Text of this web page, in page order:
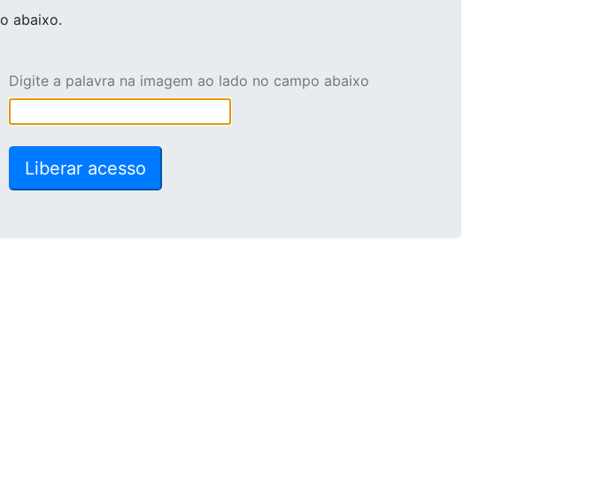
abaixo.
Digite a palavra na imagem ao lado no campo abaixo